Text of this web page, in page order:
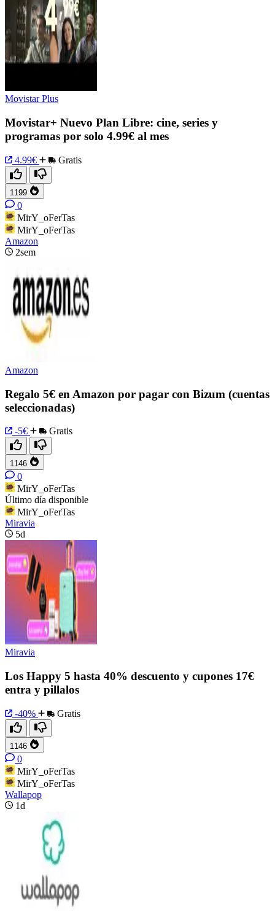
Movistar Plus
Movistar+ Nuevo Plan Libre: cine, series y
programas por solo 4.99€ al mes
4.99€ Gratis
1199
0
MirY_oFerTas
MirY_oFerTas
Amazon
2sem
Amazon
Regalo 5€ en Amazon por pagar con Bizum (cuentas
seleccionadas)
-5€ Gratis
1146
0
MirY_oFerTas
Último día disponible
MirY_oFerTas
Miravia
5d
Miravia
Los Happy 5 hasta 40% descuento y cupones 17€
entra y pillalos
-40% Gratis
1146
0
MirY_oFerTas
MirY_oFerTas
Wallapop
1d